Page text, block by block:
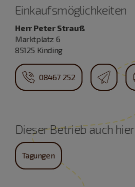
Einkaufsmöglichkeiten
Herr Peter Strauß
Marktplatz 6
85125 Kinding
08467 252
Dieser Betrieb auch hier
Tagungen